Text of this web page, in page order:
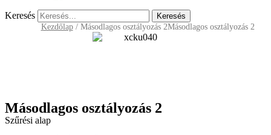
Keresés
Keresés
Kezdőlap/ Másodlagos osztályozás 2Másodlagos osztályozás 2
Másodlagos osztályozás 2
Szűrési alap